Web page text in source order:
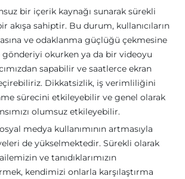
bir içerik kaynağı sunarak sürekli
akışa sahiptir. Bu durum, kullanıcıların
ve odaklanma güçlüğü çekmesine
okurken ya da bir videoyu
sapabilir ve saatlerce ekran
Dikkatsizlik, iş verimliliğini
sürecini etkileyebilir ve genel olarak
olumsuz etkileyebilir.
medya kullanımının artmasıyla
de yükselmektedir. Sürekli olarak
ve tanıdıklarımızın
kendimizi onlarla karşılaştırma